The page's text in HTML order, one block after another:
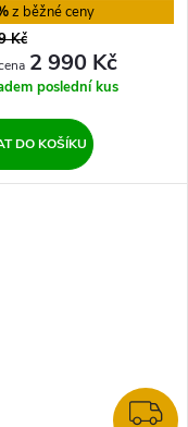
Kč
2 990 Kč
poslední kus
DO KOŠÍKU